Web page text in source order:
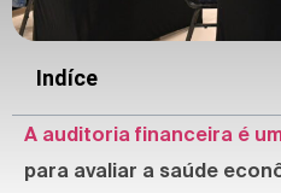
Indíce
A auditoria financeira é
para avaliar a saúde